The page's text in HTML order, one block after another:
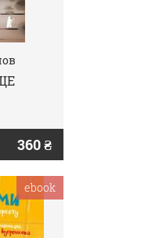
360 ₴
ebook